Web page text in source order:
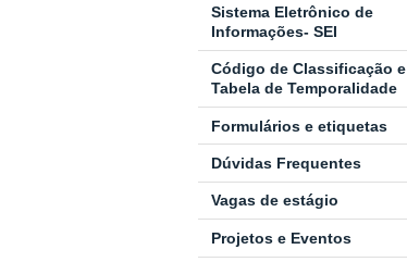
Sistema Eletrônico de
Informações- SEI
Código de Classificação e
Tabela de Temporalidade
Formulários e etiquetas
Dúvidas Frequentes
Vagas de estágio
Projetos e Eventos